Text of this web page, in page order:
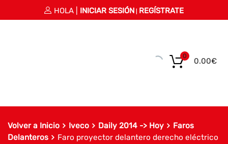
HOLA | INICIAR SESIÓN REGÍSTRATE
0.00€
0
Volver a Inicio Iveco Daily 2014 -> Hoy
Faros
Delanteros
Faro proyector delantero derecho eléctrico